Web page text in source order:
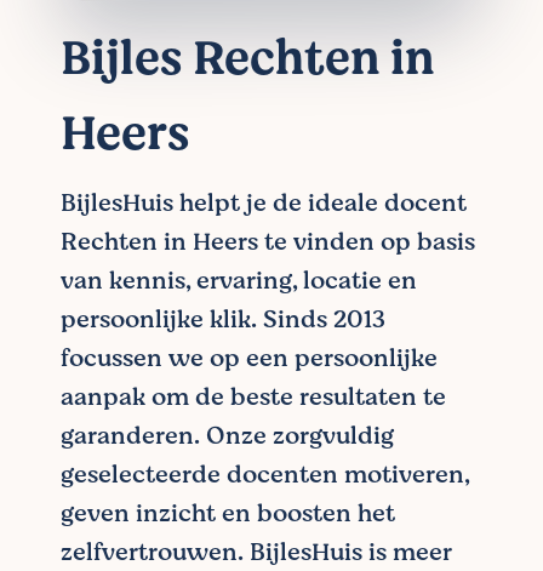
Bijles Rechten in
Heers
BijlesHuis helpt je de ideale docent
Rechten in Heers te vinden op basis
van kennis, ervaring, locatie en
persoonlijke klik. Sinds 2013
focussen we op een persoonlijke
aanpak om de beste resultaten te
garanderen. Onze zorgvuldig
geselecteerde docenten motiveren,
geven inzicht en boosten het
zelfvertrouwen. BijlesHuis is meer